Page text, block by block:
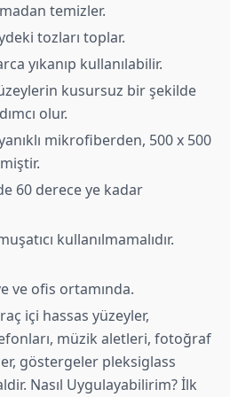
temizler.
tozları toplar.
yıkanıp kullanılabilir.
kusursuz bir şekilde
olur.
mikrofiberden, 500 x 500
60 derece ye kadar
kullanılmamalıdır.
ve ofis ortamında.
içi hassas yüzeyler,
müzik aletleri, fotoğraf
göstergeler pleksiglass
Nasıl Uygulayabilirim? İlk